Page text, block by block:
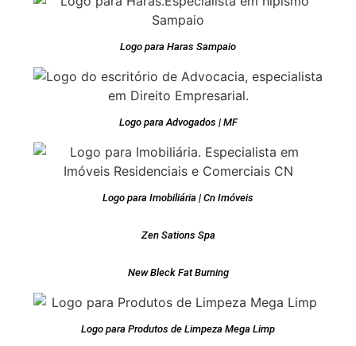
Logo para Haras Sampaio
Logo para Advogados | MF
Logo para Imobiliária | Cn Imóveis
Zen Sations Spa
New Bleck Fat Burning
Logo para Produtos de Limpeza Mega Limp